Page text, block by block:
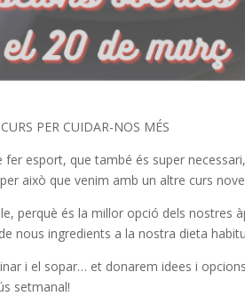
PER CUIDAR-NOS MÉS
esport, que també és super
això que venim amb un altre curs
perquè és la millor opció dels nostres
nous ingredients a la nostra dieta
i el sopar… et donarem idees i
setmanal!